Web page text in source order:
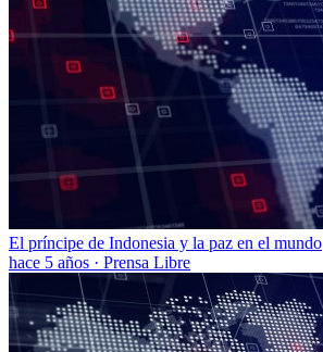
El príncipe de Indonesia y la paz en el mundo
hace 5 años · Prensa Libre